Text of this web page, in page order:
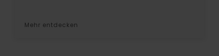
Mehr entdecken